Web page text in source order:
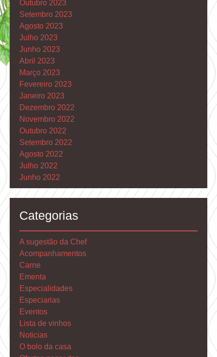
Outubro 2023
Setembro 2023
Agosto 2023
Julho 2023
Junho 2023
Abril 2023
Março 2023
Fevereiro 2023
Janeiro 2023
Dezembro 2022
Novembro 2022
Outubro 2022
Setembro 2022
Agosto 2022
Julho 2022
Junho 2022
Categorias
A sugestão da Chef
Acompanhamentos
Carne
Ementa
Especialidades
Especiarias
Eventos
Lista de vinhos
Noticias
O bolo da casa